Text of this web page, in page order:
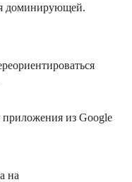
доминирующей.
приложения из Google
на